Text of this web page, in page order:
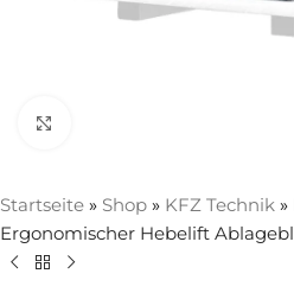
Startseite » Shop » KFZ Technik »
Ergonomischer Hebelift